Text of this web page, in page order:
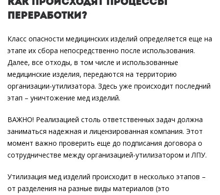
Как происходят процессы
переработки?
Класс опасности медицинских изделий определяется еще на
этапе их сбора непосредственно после использования.
Далее, все отходы, в том числе и использованные
медицинские изделия, передаются на территорию
организации-утилизатора. Здесь уже происходит последний
этап – уничтожение мед изделий.
ВАЖНО! Реализацией столь ответственных задач должна
заниматься надежная и лицензированная компания. Этот
момент важно проверить еще до подписания договора о
сотрудничестве между организацией-утилизатором и ЛПУ.
Утилизация мед изделий происходит в несколько этапов –
от разделения на разные виды материалов (это